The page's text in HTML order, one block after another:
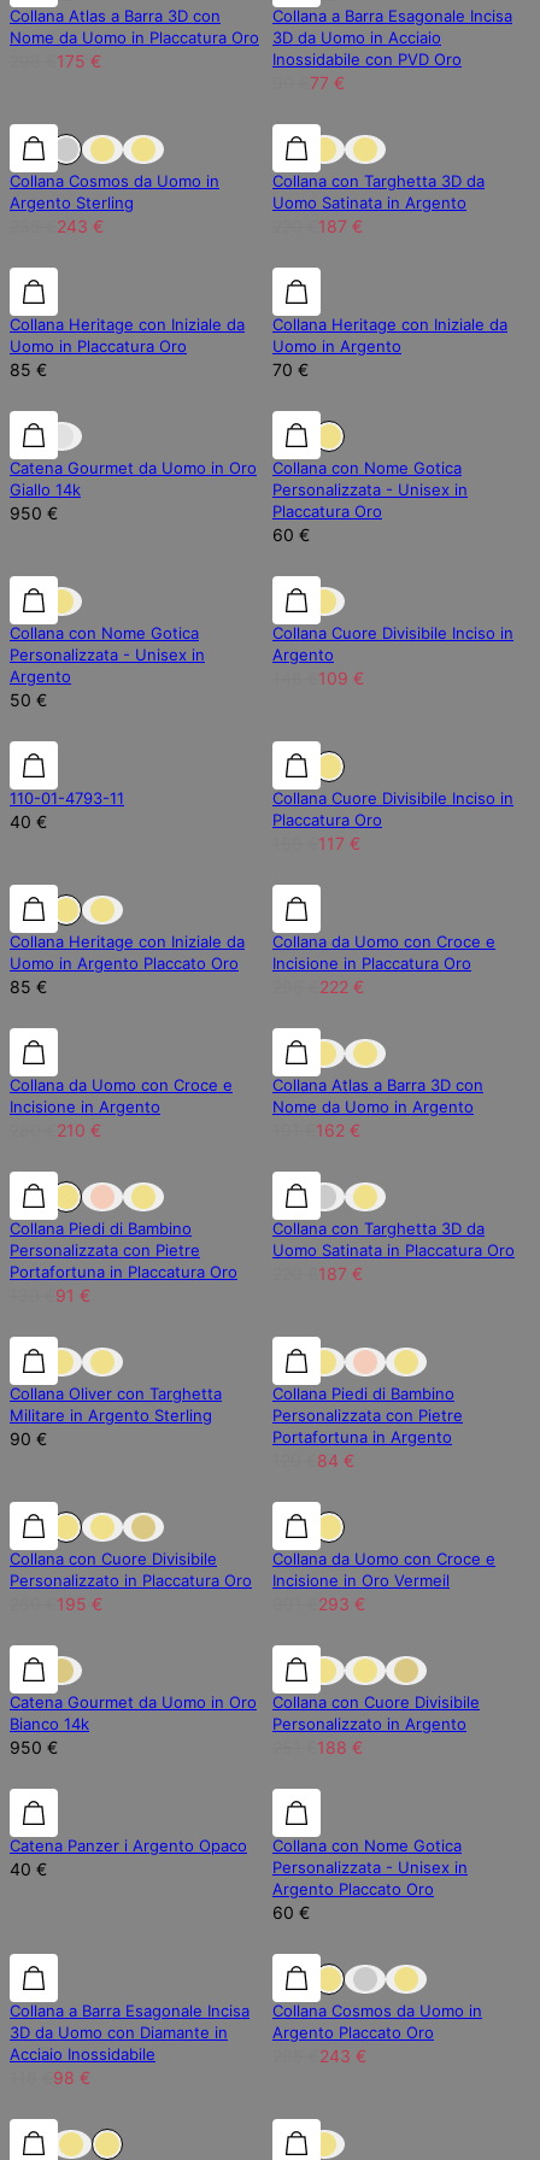
Collana Atlas a Barra 3D con
Nome da Uomo in Placcatura Oro
175 €
Collana a Barra Esagonale Incisa
3D da Uomo in Acciaio
Inossidabile con PVD Oro
77 €
15% di sconto 15% di sconto
Collana Cosmos da Uomo in
Argento Sterling
243 €
15% di sconto
Collana con Targhetta 3D da
Uomo Satinata in Argento
187 €
Collana Heritage con Iniziale da
Uomo in Placcatura Oro
85 €
Collana Heritage con Iniziale da
Uomo in Argento
70 €
Catena Gourmet da Uomo in Oro
Giallo 14k
950 €
Collana con Nome Gotica
Personalizzata - Unisex in
Placcatura Oro
60 €
Collana con Nome Gotica
Personalizzata - Unisex in
Argento
50 €
25% di sconto
Collana Cuore Divisibile Inciso in
Argento
109 €
110-01-4793-11
40 €
25% di sconto
Collana Cuore Divisibile Inciso in
Placcatura Oro
117 €
Collana Heritage con Iniziale da
Uomo in Argento Placcato Oro
85 €
25% di sconto
Collana da Uomo con Croce e
Incisione in Placcatura Oro
222 €
25% di sconto 25% di sconto
Collana da Uomo con Croce e
Incisione in Argento
210 €
15% di sconto
Collana Atlas a Barra 3D con
Nome da Uomo in Argento
162 €
30% di sconto 30% di sconto
Collana Piedi di Bambino
Personalizzata con Pietre
Portafortuna in Placcatura Oro
91 €
15% di sconto
Collana con Targhetta 3D da
Uomo Satinata in Placcatura Oro
187 €
Collana Oliver con Targhetta
Militare in Argento Sterling
90 €
30% di sconto
Collana Piedi di Bambino
Personalizzata con Pietre
Portafortuna in Argento
84 €
25% di sconto 25% di sconto
Collana con Cuore Divisibile
Personalizzato in Placcatura Oro
195 €
25% di sconto
Collana da Uomo con Croce e
Incisione in Oro Vermeil
293 €
Catena Gourmet da Uomo in Oro
Bianco 14k
950 €
25% di sconto
Collana con Cuore Divisibile
Personalizzato in Argento
188 €
Catena Panzer i Argento Opaco
40 €
Collana con Nome Gotica
Personalizzata - Unisex in
Argento Placcato Oro
60 €
15% di sconto 15% di sconto
Collana a Barra Esagonale Incisa
3D da Uomo con Diamante in
Acciaio Inossidabile
98 €
15% di sconto
Collana Cosmos da Uomo in
Argento Placcato Oro
243 €
25% di sconto